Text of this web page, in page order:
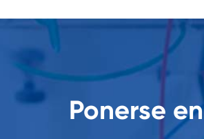
Ponerse en